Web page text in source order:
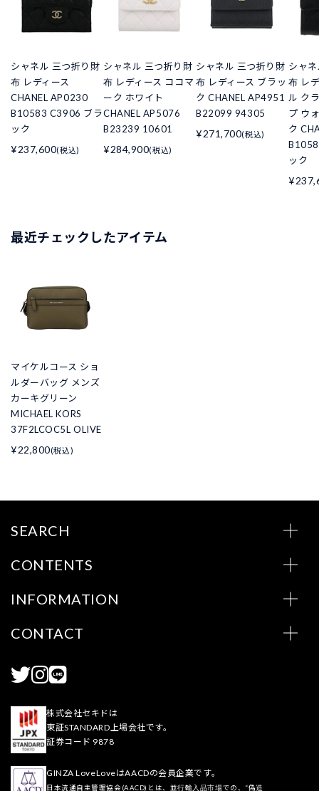
シャネル 三つ折り財
布 レディース
CHANEL AP0230
B10583 C3906 ブラ
ック
¥237,600(税込)
シャネル 三つ折り財
布 レディース ココマ
ーク ホワイト
CHANEL AP5076
B23239 10601
¥284,900(税込)
シャネル 三つ折り財
布 レディース ブラッ
ク CHANEL AP4951
B22099 94305
¥271,700(税込)
シャ
布 レ
ル ク
プ ウ
ク
ック
最近チェックしたアイテム
マイケルコース ショ
ルダーバッグ メンズ
カーキグリーン
MICHAEL KORS
37F2LCOC5L OLIVE
¥22,800(税込)
SEARCH
CONTENTS
INFORMATION
CONTACT
株式会社セキドは
東証STANDARD上場会社です。
証券コード 9878
GINZA LoveLoveはAACDの会員企業です。
日本流通自主管理協会(AACD)とは、並行輸入品市場での、“偽造